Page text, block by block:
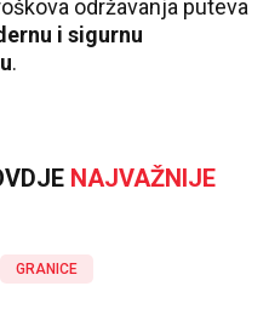
održavanja puteva
i sigurnu
.
NAJVAŽNIJE
GRANICE